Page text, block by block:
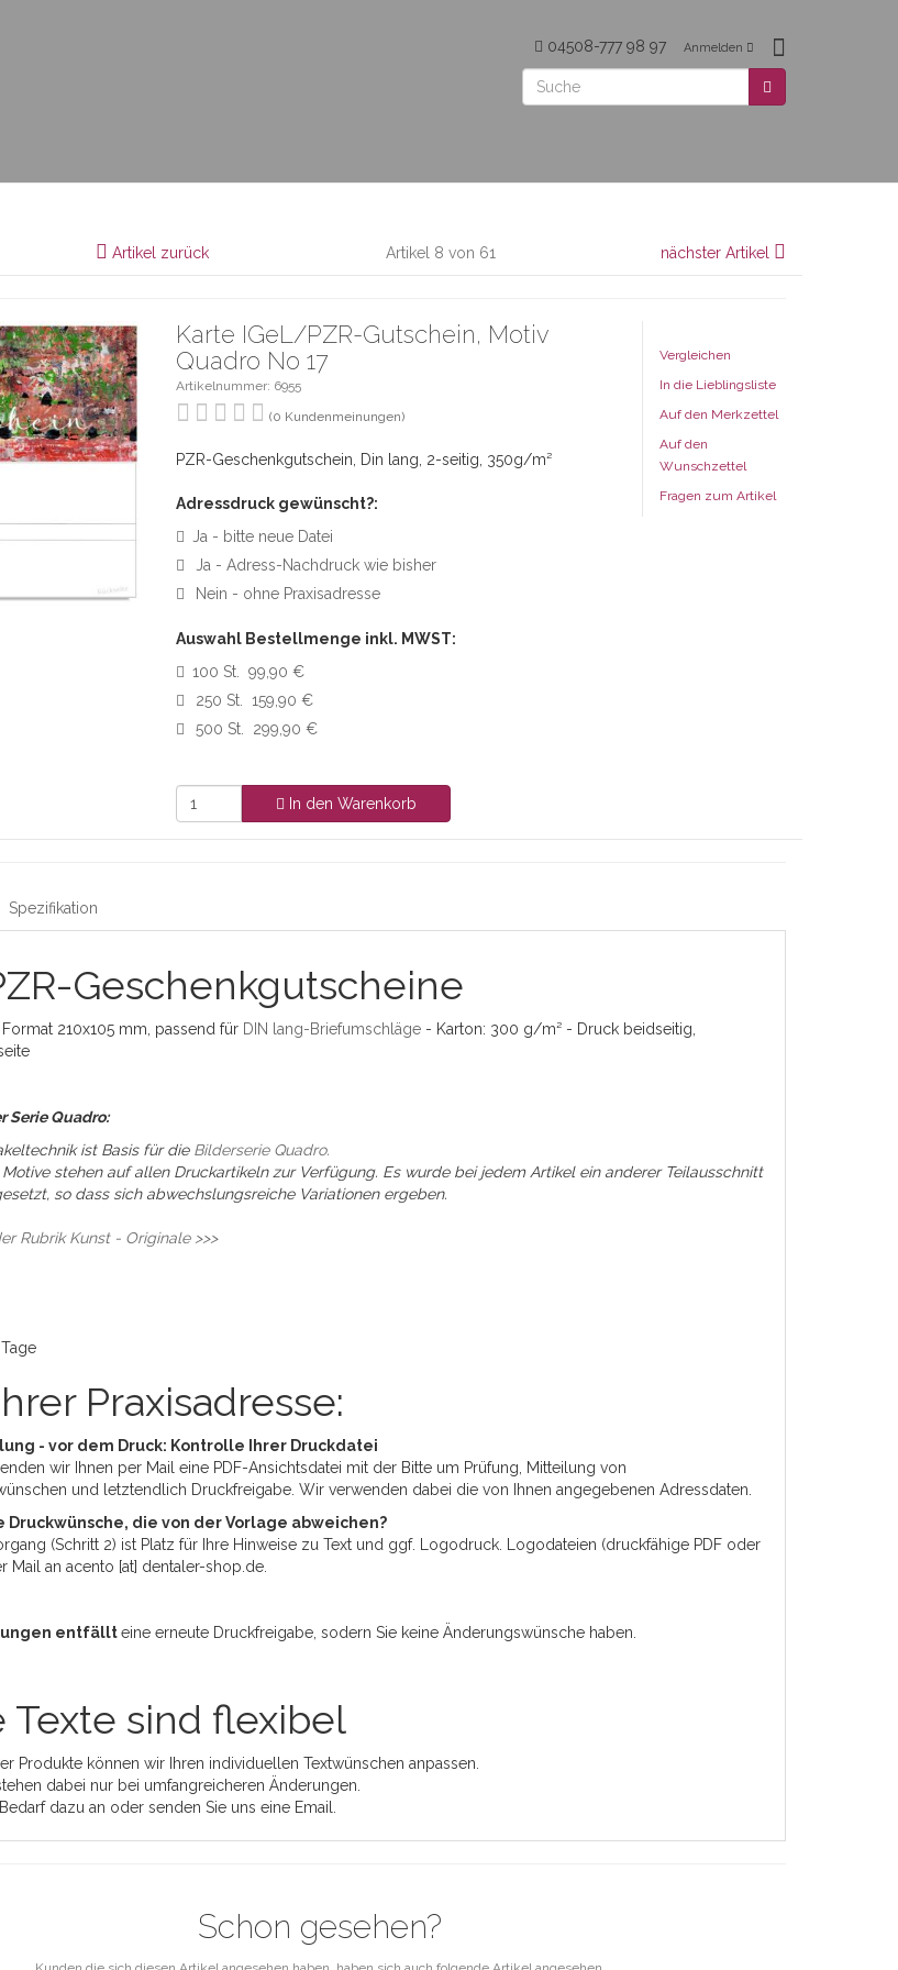
04508-777 98 97 Anmelden
Artikel zurück Artikel 8 von 61 nächster Artikel
Karte IGeL/PZR-Gutschein, Motiv
Quadro No 17
Artikelnummer: 6955
(0 Kundenmeinungen)
PZR-Geschenkgutschein, Din lang, 2-seitig, 350g/m²
Adressdruck gewünscht?:
Ja - bitte neue Datei
Ja - Adress-Nachdruck wie bisher
Nein - ohne Praxisadresse
Auswahl Bestellmenge inkl. MWST:
100 St. 99,90 €
250 St. 159,90 €
500 St. 299,90 €
In den Warenkorb
Vergleichen
In die Lieblingsliste
Auf den Merkzettel
Auf den
Wunschzettel
Fragen zum Artikel
Spezifikation
Geschenkgutscheine
210x105 mm, passend für DIN lang-Briefumschläge - Karton: 300 g/m² - Druck beidseitig,
Serie Quadro:
ist Basis für die Bilderserie Quadro.
Motive stehen auf allen Druckartikeln zur Verfügung. Es wurde bei jedem Artikel ein anderer Teilausschnitt
so dass sich abwechslungsreiche Variationen ergeben.
Rubrik Kunst - Originale >>>
Praxisadresse:
- vor dem Druck: Kontrolle Ihrer Druckdatei
wir Ihnen per Mail eine PDF-Ansichtsdatei mit der Bitte um Prüfung, Mitteilung von
und letztendlich Druckfreigabe. Wir verwenden dabei die von Ihnen angegebenen Adressdaten.
Druckwünsche, die von der Vorlage abweichen?
(Schritt 2) ist Platz für Ihre Hinweise zu Text und ggf. Logodruck. Logodateien (druckfähige PDF oder
Mail an acento [at] dentaler-shop.de.
entfällteine erneute Druckfreigabe, sodern Sie keine Änderungswünsche haben.
Texte sind flexibel
Produkte können wir Ihren individuellen Textwünschen anpassen.
dabei nur bei umfangreicheren Änderungen.
dazu an oder senden Sie uns eine Email.
Schon gesehen?